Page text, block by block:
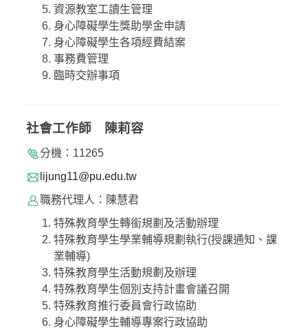
資源教室工讀生管理
身心障礙學生獎助學金申請
身心障礙學生各項經費結案
事務費管理
臨時交辦事項
社會工作師 陳莉容
分機：11265
lijung11@pu.edu.tw
職務代理人：陳慧君
特殊教育學生轉銜規劃及活動辦理
特殊教育學生學業輔導規劃執行(授課通知、課
業輔導)
特殊教育學生活動規劃及辦理
特殊教育學生個別支持計畫會議召開
特殊教育推行委員會行政協助
身心障礙學生輔導專案行政協助